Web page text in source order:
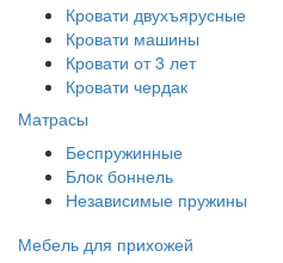
Кровати двухъярусные
Кровати машины
Кровати от 3 лет
Кровати чердак
Матрасы
Беспружинные
Блок боннель
Независимые пружины
Мебель для прихожей